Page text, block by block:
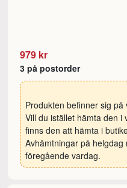
979 kr
3 på postorder
Produkten befinner sig
Vill du istället hämta den i
finns den att hämta i
Avhämtningar på
föregående vardag.